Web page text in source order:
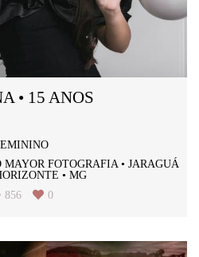
• 15 ANOS
FOTOGRAFIA • JARAGUÁ
• MG
856
0